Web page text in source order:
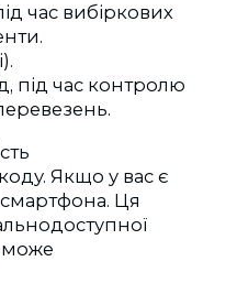
час вибіркових
під час контролю
Якщо у вас є
Ця
може